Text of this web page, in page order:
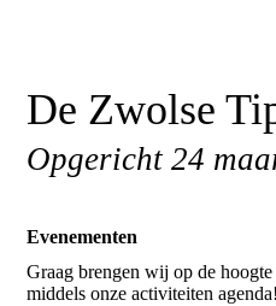
De Zwolse
Opgericht 24
Evenementen
Graag brengen wij op de
middels onze activiteiten agenda!